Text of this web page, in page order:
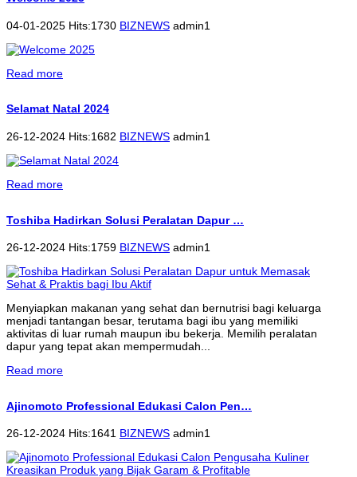
04-01-2025 Hits:1730 BIZNEWS admin1
Read more
Selamat Natal 2024
26-12-2024 Hits:1682 BIZNEWS admin1
Read more
Toshiba Hadirkan Solusi Peralatan Dapur …
26-12-2024 Hits:1759 BIZNEWS admin1
Menyiapkan makanan yang sehat dan bernutrisi bagi keluarga
menjadi tantangan besar, terutama bagi ibu yang memiliki
aktivitas di luar rumah maupun ibu bekerja. Memilih peralatan
dapur yang tepat akan mempermudah...
Read more
Ajinomoto Professional Edukasi Calon Pen…
26-12-2024 Hits:1641 BIZNEWS admin1